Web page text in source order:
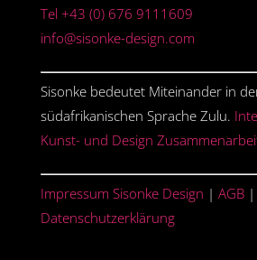
Tel +43 (0) 676 9111609
info@sisonke-design.com
Sisonke bedeutet Miteinander in
südafrikanischen Sprache Zulu.
Kunst- und Design
Impressum Sisonke Design | AGB|
Datenschutzerklärung